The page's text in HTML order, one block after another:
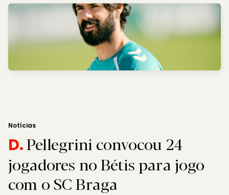
Notícias
D.Pellegrini convocou 24
jogadores no Bétis para jogo
com o SC Braga